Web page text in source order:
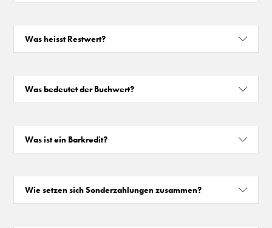
Was heisst Restwert?
Was bedeutet der Buchwert?
Was ist ein Barkredit?
Wie setzen sich Sonderzahlungen zusammen?